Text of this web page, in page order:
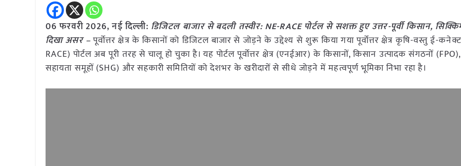
06 फरवरी 2026, नई दिल्ली: डिजिटल बाजार से बदली तस्वीर: NE-RACE पोर्टल से सशक्त हुए उत्तर-पूर्वी किसान,
दिखा असर –पूर्वोत्तर क्षेत्र के किसानों को डिजिटल बाजार से जोड़ने के उद्देश्य से शुरू किया गया पूर्वोत्तर क्षेत्र कृषि-वस्तु ई-
RACE) पोर्टल अब पूरी तरह से चालू हो चुका है। यह पोर्टल पूर्वोत्तर क्षेत्र (एनईआर) के किसानों, किसान उत्पादक संगठनों
सहायता समूहों (SHG) और सहकारी समितियों को देशभर के खरीदारों से सीधे जोड़ने में महत्वपूर्ण भूमिका निभा रहा है।